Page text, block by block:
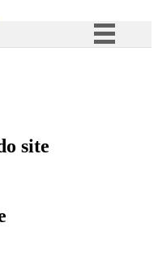
Acesso à informação
site